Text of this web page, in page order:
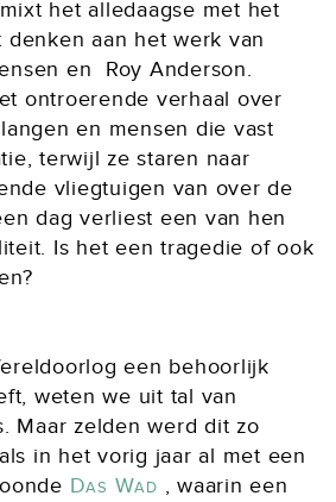
het alledaagse met het
denken aan het werk van
en Roy Anderson.
ontroerende verhaal over
en mensen die vast
terwijl ze staren naar
vliegtuigen van over de
dag verliest een van hen
Is het een tragedie of ook
een behoorlijk
weten we uit tal van
Maar zelden werd dit zo
in het vorig jaar al met een
Das Wad , waarin een